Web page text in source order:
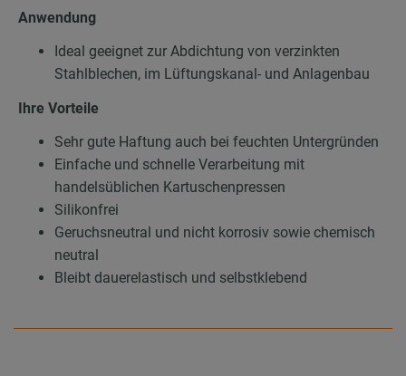
Anwendung
Ideal geeignet zur Abdichtung von verzinkten
Stahlblechen, im Lüftungskanal- und Anlagenbau
Ihre Vorteile
Sehr gute Haftung auch bei feuchten Untergründen
Einfache und schnelle Verarbeitung mit
handelsüblichen Kartuschenpressen
Silikonfrei
Geruchsneutral und nicht korrosiv sowie chemisch
neutral
Bleibt dauerelastisch und selbstklebend